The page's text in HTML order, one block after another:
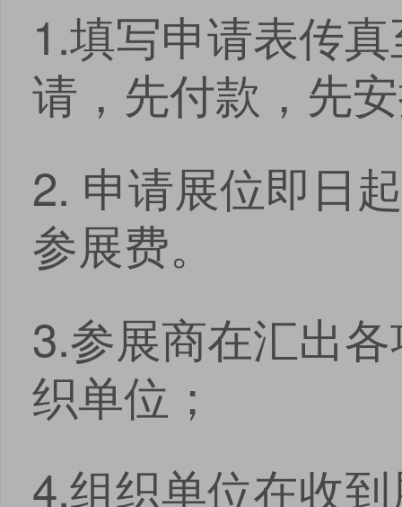
1.填写申请表传
请，先付款，先
2. 申请展位即日
参展费。
3.参展商在汇出
织单位；
4.组织单位在收